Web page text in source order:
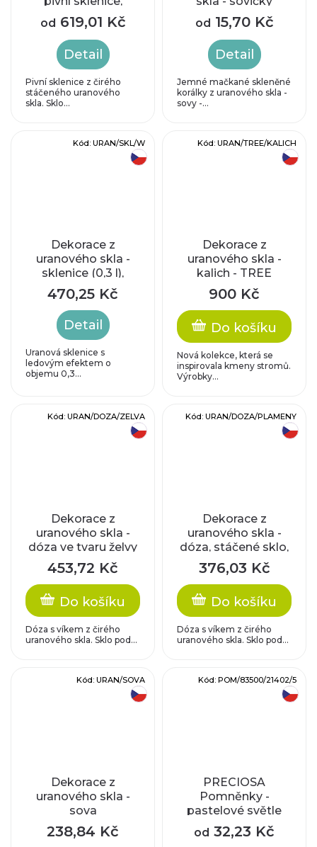
hladké stáčené sklo
od 619,01 Kč
Detail
Pivní sklenice z čirého
stáčeného uranového
skla. Sklo...
od 15,70 Kč
Detail
Jemné mačkané skleněné
korálky z uranového skla -
sovy -...
Dekorace z
uranového skla -
sklenice (0,3 l),
kraklovaná
470,25 Kč
Detail
Uranová sklenice s
ledovým efektem o
objemu 0,3...
Kód: URAN/SKL/W
Dekorace z
uranového skla -
kalich - TREE
COLLECTION
900 Kč
Do košíku
Nová kolekce, která se
inspirovala kmeny stromů.
Výrobky...
Kód: URAN/TREE/KALICH
Dekorace z
uranového skla -
dóza ve tvaru želvy
453,72 Kč
Do košíku
Dóza s víkem z čirého
uranového skla. Sklo pod...
Kód: URAN/DOZA/ZELVA
Dekorace z
uranového skla -
dóza, stáčené sklo,
čirá
376,03 Kč
Do košíku
Dóza s víkem z čirého
uranového skla. Sklo pod...
Kód: URAN/DOZA/PLAMENY
Dekorace z
uranového skla -
sova
238,84 Kč
Kód: URAN/SOVA
PRECIOSA
Pomněnky -
pastelové světle
zelené / perleť, cca
5 mm
od 32,23 Kč
Kód: POM/83500/21402/5